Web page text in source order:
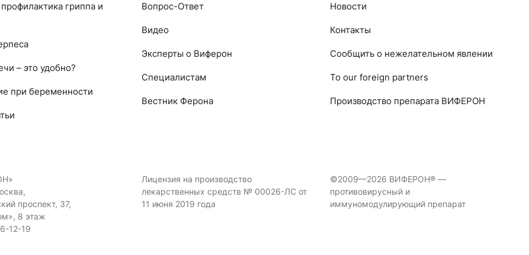
гриппа и
– это удобно?
при беременности
Вопрос-Ответ
Видео
Эксперты о Виферон
Специалистам
Вестник Ферона
Новости
Контакты
Сообщить о нежелательном явлении
To our foreign partners
Производство препарата ВИФЕРОН
проспект, 37,
8 этаж
12-19
Лицензия на производство
лекарственных средств № 00026-ЛС от
11 июня 2019 года
©2009—2026 ВИФЕРОН® —
противовирусный и
иммуномодулирующий препарат